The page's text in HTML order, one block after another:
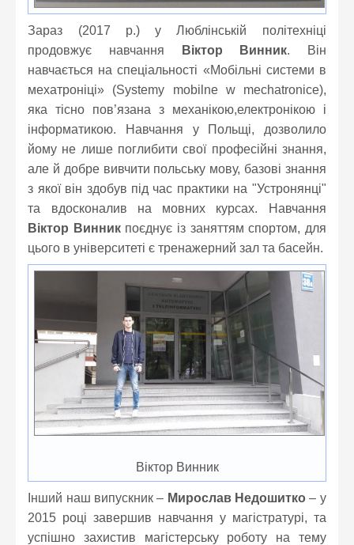
Зараз (2017 р.) у Люблінській політехніці
продовжує навчання
Віктор Винник. Він
навчається на спеціальності «Мобільні системи в
мехатроніці» (Systemy mobilne w mechatronice),
яка тісно пов’язана з механікою,електронікою і
інформатикою. Навчання у Польщі, дозволило
йому не лише поглибити свої професійні знання,
але й добре вивчити польську мову, базові знання
з якої він здобув під час практики на "Устронянці"
та вдосконалив на мовних курсах. Навчання
Віктор Винникпоєднує із заняттям спортом, для
цього в університеті є тренажерний зал та басейн.
Віктор Винник
Інший наш випускник – Мирослав Недошитко – у
2015 році завершив навчання у магістратурі, та
успішно захистив магістерську роботу на тему